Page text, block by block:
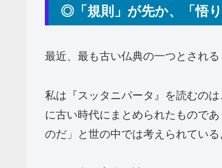
◎「規則」が先か、「悟
最近、最も古い仏典の一つとされる
私は『スッタニパータ』を読むの
に古い時代にまとめられたもので
のだ」と世の中では考えられている